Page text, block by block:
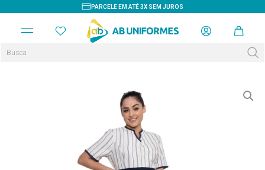
PARCELE EM ATÉ 3X SEM JUROS